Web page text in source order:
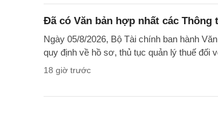
Đã có Văn bản hợp nhất các
Ngày 05/8/2026, Bộ Tài chính ban hành
quy định về hồ sơ, thủ tục quản lý thuế đối
18 giờ trước